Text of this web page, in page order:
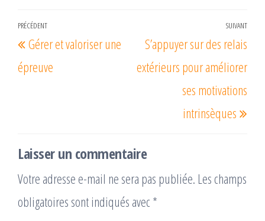
Navigation
de
l’article
Article
précédent
PRÉCÉDENT
Gérer et valoriser une
épreuve
SUIVANT
S’appuyer sur des relais
extérieurs pour améliorer
ses motivations
intrinsèques
Laisser un commentaire
Votre adresse e-mail ne sera pas publiée. Les champs
obligatoires sont indiqués avec *